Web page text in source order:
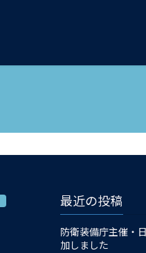
最近の投稿
防衛装備庁主催・
加しました